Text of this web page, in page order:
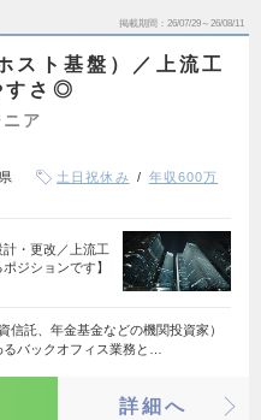
掲載期間 26/07/29～26/08/11
スト基盤）／上流工
すさ◎
ア
土日祝休み
年収600万
計・更改／上流工
ジションです】
信託、年金基金などの機関投資家）
バックオフィス業務と…
詳細へ